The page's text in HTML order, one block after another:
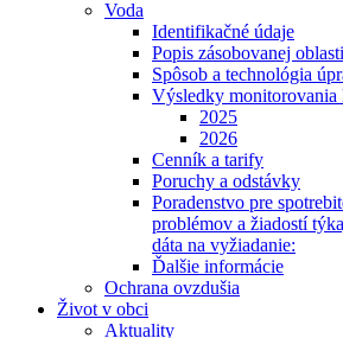
Voda
Identifikačné údaje
Popis zásobovanej oblasti
Spôsob a technológia
Výsledky
2025
2026
Cenník a tarify
Poruchy a odstávky
Poradenstvo pre
problémov a žiadostí
dáta na vyžiadanie:
Ďalšie informácie
Ochrana ovzdušia
Život v obci
Aktuality